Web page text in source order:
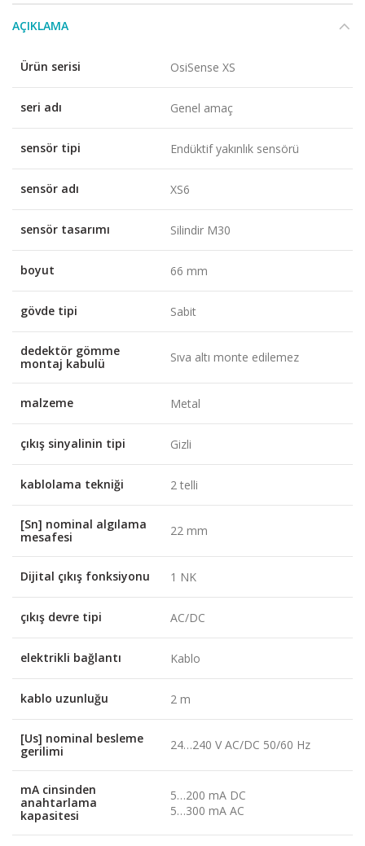
AÇIKLAMA
Ürün serisi OsiSense XS
seri adı Genel amaç
sensör tipi Endüktif yakınlık sensörü
sensör adı XS6
sensör tasarımı Silindir M30
boyut 66 mm
gövde tipi Sabit
dedektör gömme
montaj kabulü
Sıva altı monte edilemez
malzeme Metal
çıkış sinyalinin tipi Gizli
kablolama tekniği 2 telli
[Sn] nominal algılama
mesafesi
22 mm
Dijital çıkış fonksiyonu 1 NK
çıkış devre tipi AC/DC
elektrikli bağlantı Kablo
kablo uzunluğu 2 m
[Us] nominal besleme
gerilimi
24…240 V AC/DC 50/60 Hz
mA cinsinden
anahtarlama
kapasitesi
5…200 mA DC
5…300 mA AC